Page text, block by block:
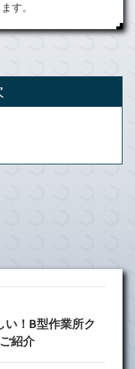
す。
い！B型作業所ク
紹介